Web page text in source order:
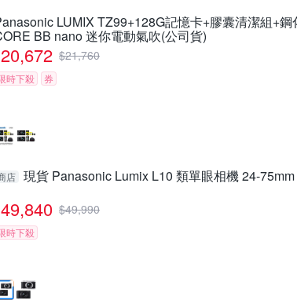
LUMIX TZ99+128G記憶卡+膠囊清潔組+
BB nano 迷你電動氣吹(公司貨)
20,672 $21,760
時下殺 券
店 現貨 Panasonic Lumix L10 類單眼相機 24-
49,840 $49,990
時下殺